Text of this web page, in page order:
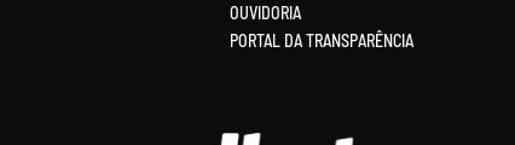
OUVIDORIA
PORTAL DA TRANSPARÊNCIA